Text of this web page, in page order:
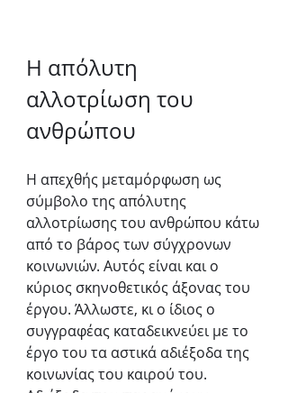
Η απόλυτη
αλλοτρίωση του
ανθρώπου
Η απεχθής μεταμόρφωση ως
σύμβολο της απόλυτης
αλλοτρίωσης του ανθρώπου κάτω
από το βάρος των σύγχρονων
κοινωνιών. Αυτός είναι και ο
κύριος σκηνοθετικός άξονας του
έργου. Άλλωστε, κι ο ίδιος ο
συγγραφέας καταδεικνεύει με το
έργο του τα αστικά αδιέξοδα της
κοινωνίας του καιρού του.